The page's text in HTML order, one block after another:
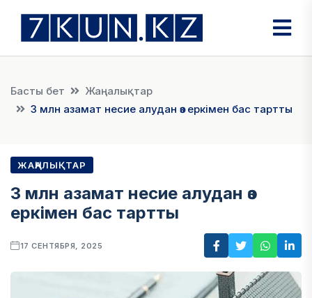
Басты бет
Жаңалықтар
3 млн азамат несие алудан өз еркімен бас тартты
ЖАҢАЛЫҚТАР
3 млн азамат несие алудан өз
еркімен бас тартты
17 СЕНТЯБРЯ, 2025